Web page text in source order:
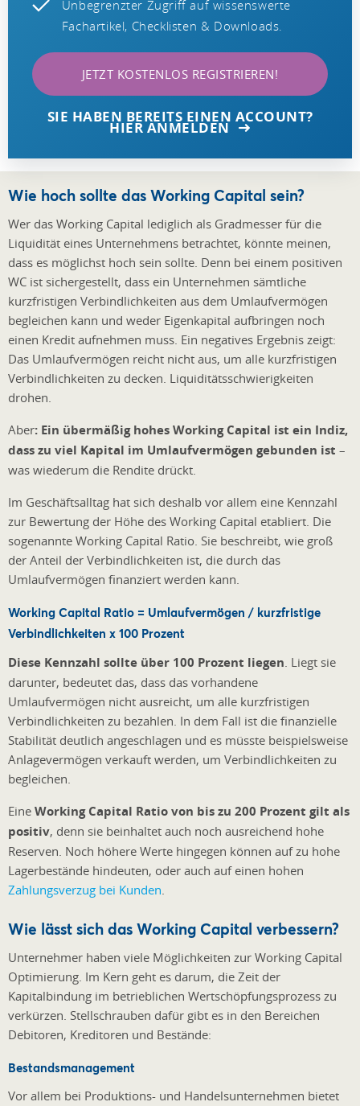
Unbegrenzter Zugriff auf wissenswerte
Fachartikel, Checklisten & Downloads.
JETZT KOSTENLOS REGISTRIEREN!
SIE HABEN BEREITS EINEN ACCOUNT?
HIER ANMELDEN
Wie hoch sollte das Working Capital sein?
Wer das Working Capital lediglich als Gradmesser für die
Liquidität eines Unternehmens betrachtet, könnte meinen,
dass es möglichst hoch sein sollte. Denn bei einem positiven
WC ist sichergestellt, dass ein Unternehmen sämtliche
kurzfristigen Verbindlichkeiten aus dem Umlaufvermögen
begleichen kann und weder Eigenkapital aufbringen noch
einen Kredit aufnehmen muss. Ein negatives Ergebnis zeigt:
Das Umlaufvermögen reicht nicht aus, um alle kurzfristigen
Verbindlichkeiten zu decken. Liquiditätsschwierigkeiten
drohen.
Aber: Ein übermäßig hohes Working Capital ist ein Indiz,
dass zu viel Kapital im Umlaufvermögen gebunden ist –
was wiederum die Rendite drückt.
Im Geschäftsalltag hat sich deshalb vor allem eine Kennzahl
zur Bewertung der Höhe des Working Capital etabliert. Die
sogenannte Working Capital Ratio. Sie beschreibt, wie groß
der Anteil der Verbindlichkeiten ist, die durch das
Umlaufvermögen finanziert werden kann.
Working Capital Ratio = Umlaufvermögen / kurzfristige
Verbindlichkeiten x 100 Prozent
Diese Kennzahl sollte über 100 Prozent liegen. Liegt sie
darunter, bedeutet das, dass das vorhandene
Umlaufvermögen nicht ausreicht, um alle kurzfristigen
Verbindlichkeiten zu bezahlen. In dem Fall ist die finanzielle
Stabilität deutlich angeschlagen und es müsste beispielsweise
Anlagevermögen verkauft werden, um Verbindlichkeiten zu
begleichen.
Eine Working Capital Ratio von bis zu 200 Prozent gilt als
positiv, denn sie beinhaltet auch noch ausreichend hohe
Reserven. Noch höhere Werte hingegen können auf zu hohe
Lagerbestände hindeuten, oder auch auf einen hohen
Zahlungsverzug bei Kunden.
Wie lässt sich das Working Capital verbessern?
Unternehmer haben viele Möglichkeiten zur Working Capital
Optimierung. Im Kern geht es darum, die Zeit der
Kapitalbindung im betrieblichen Wertschöpfungsprozess zu
verkürzen. Stellschrauben dafür gibt es in den Bereichen
Debitoren, Kreditoren und Bestände:
Bestandsmanagement
Vor allem bei Produktions- und Handelsunternehmen bietet